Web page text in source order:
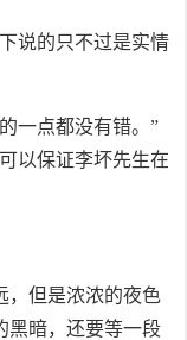
说的只不过是实情
一点都没有错。”
以保证李坏先生在
，但是浓浓的夜色
黑暗，还要等一段